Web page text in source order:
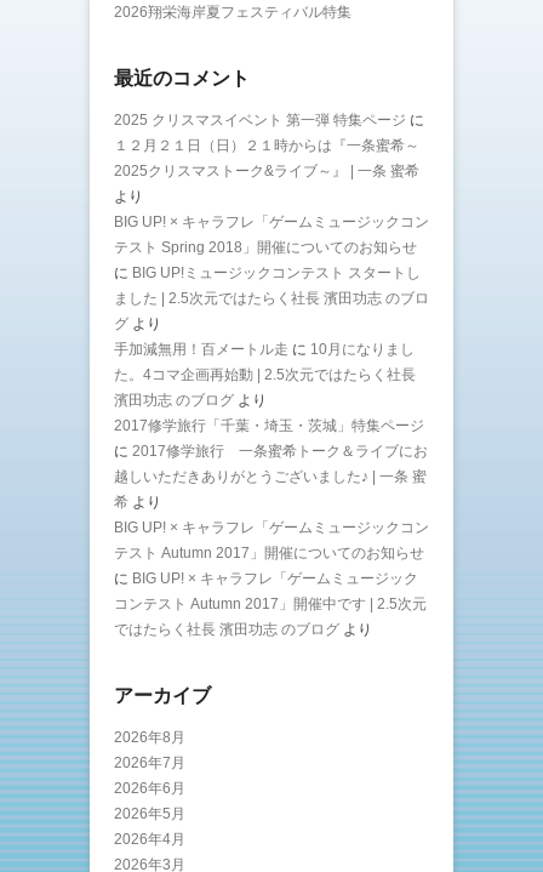
2026翔栄海岸夏フェスティバル特集
最近のコメント
2025 クリスマスイベント 第一弾 特集ページ に
１２月２１日（日）２１時からは『一条蜜希～
2025クリスマストーク&ライブ～』 | 一条 蜜希
より
BIG UP! × キャラフレ「ゲームミュージックコン
テスト Spring 2018」開催についてのお知らせ
に BIG UP!ミュージックコンテスト スタートし
ました | 2.5次元ではたらく社長 濱田功志 のブロ
グ より
手加減無用！百メートル走 に 10月になりまし
た。4コマ企画再始動 | 2.5次元ではたらく社長
濱田功志 のブログ より
2017修学旅行「千葉・埼玉・茨城」特集ページ
に 2017修学旅行 一条蜜希トーク＆ライブにお
越しいただきありがとうございました♪ | 一条 蜜
希 より
BIG UP! × キャラフレ「ゲームミュージックコン
テスト Autumn 2017」開催についてのお知らせ
に BIG UP! × キャラフレ「ゲームミュージック
コンテスト Autumn 2017」開催中です | 2.5次元
ではたらく社長 濱田功志 のブログ より
アーカイブ
2026年8月
2026年7月
2026年6月
2026年5月
2026年4月
2026年3月